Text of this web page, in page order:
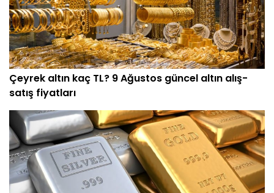
Çeyrek altın kaç TL? 9 Ağustos güncel altın alış-
satış fiyatları